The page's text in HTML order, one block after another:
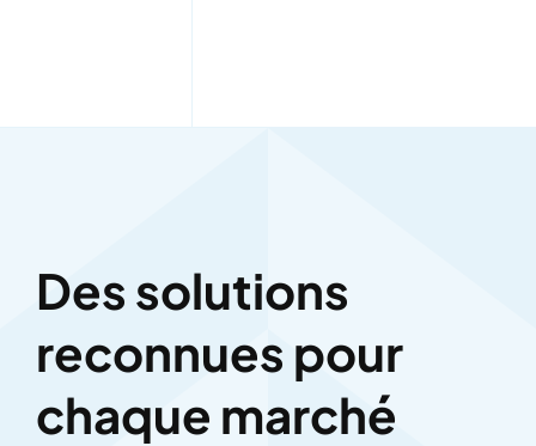
Des solutions
reconnues pour
chaque marché